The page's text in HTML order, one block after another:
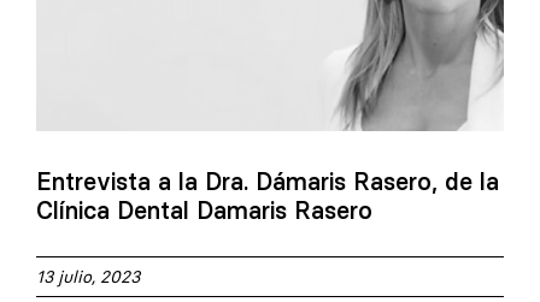
Entrevista a la Dra. Dámaris Rasero, de la
Clínica Dental Damaris Rasero
13 julio, 2023